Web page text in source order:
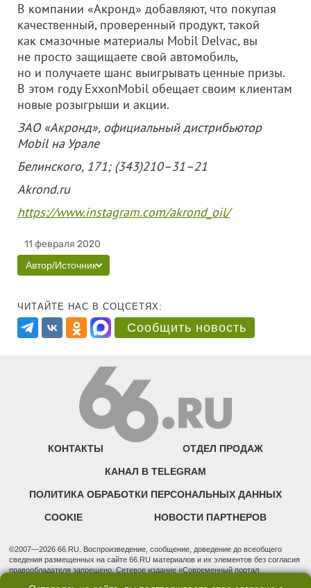
В компании «Акронд» добавляют, что покупая
качественный, проверенный продукт, такой
как смазочные материалы Mobil Delvac, вы
не просто защищаете свой автомобиль,
но и получаете шанс выигрывать ценные призы.
В этом году ExxonMobil обещает своим клиентам
новые розыгрыши и акции.
ЗАО «Акронд», официальный дистрибьютор
Mobil на Урале
Белинского, 171; (343)210–31–21
Akrond.ru
https://www.instagram.com/akrond_oil/
11 февраля 2020
Автор/Источник
ЧИТАЙТЕ НАС В СОЦСЕТЯХ:
Сообщить новость
КОНТАКТЫ ОТДЕЛ ПРОДАЖ
КАНАЛ В TELEGRAM
ПОЛИТИКА ОБРАБОТКИ ПЕРСОНАЛЬНЫХ ДАННЫХ
COOKIE НОВОСТИ ПАРТНЕРОВ
©2007—2026 66.RU. Воспроизведение, сообщение, доведение до всеобщего
сведения размещенных на сайте 66.RU материалов и их элементов без согласия
правообладателя запрещено. Сетевое издание «Современный портал